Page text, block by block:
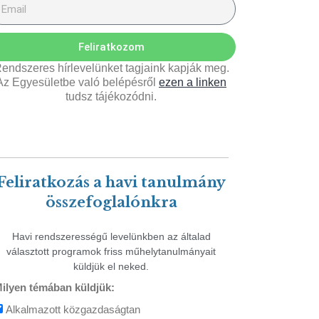
Feliratkozom
hírlevelünket tagjaink kapják meg.
Egyesületbe való belépésről ezen a linken
tudsz tájékozódni.
a havi tanulmány
összefoglalónkra
Havi rendszerességű levelünkben az általad
választott programok friss műhelytanulmányait
küldjük el neked.
témában küldjük:
Alkalmazott közgazdaságtan